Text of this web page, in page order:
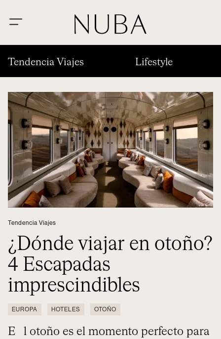
Tendencia Viajes Lifestyle
Tendencia Viajes
¿Dónde viajar en otoño?
4 Escapadas
imprescindibles
EUROPA HOTELES OTOÑO
El otoño es el momento perfecto para